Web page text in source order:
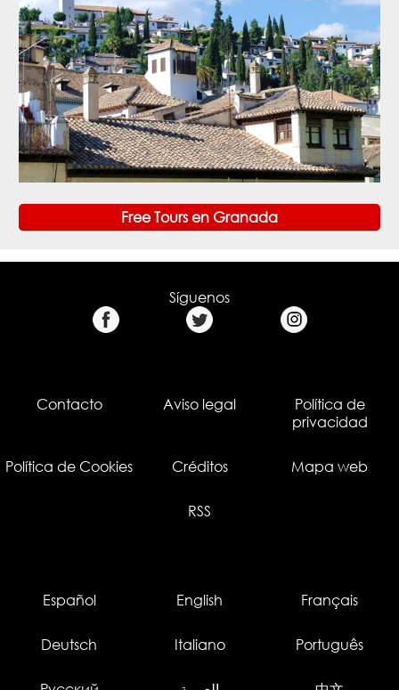
Free Tours en Granada
Síguenos
Contacto Aviso legal
Política de
privacidad
Política de Cookies Créditos Mapa web
RSS
Español English Français
Deutsch Italiano Português